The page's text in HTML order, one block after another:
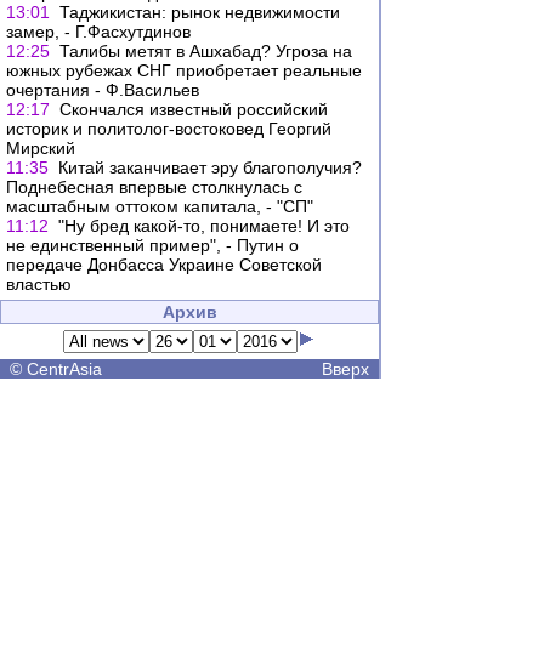
13:01
Таджикистан: рынок недвижимости
замер, - Г.Фасхутдинов
12:25 Талибы метят в Ашхабад? Угроза на
южных рубежах СНГ приобретает реальные
очертания - Ф.Васильев
12:17 Скончался известный российский
историк и политолог-востоковед Георгий
Мирский
11:35 Китай заканчивает эру благополучия?
Поднебесная впервые столкнулась с
масштабным оттоком капитала, - "СП"
11:12 "Ну бред какой-то, понимаете! И это
не единственный пример", - Путин о
передаче Донбасса Украине Советской
властью
Архив
© CentrAsia Вверх